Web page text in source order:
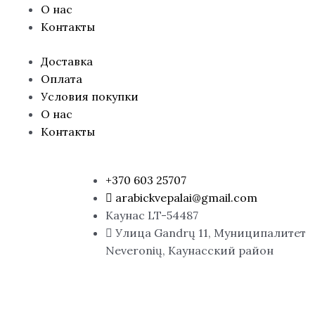
О нас
Контакты
Доставка
Оплата
Условия покупки
О нас
Контакты
+370 603 25707
arabickvepalai@gmail.com
Каунас LT-54487
Улица Gandrų 11, Муниципалитет
Neveronių, Каунасский район